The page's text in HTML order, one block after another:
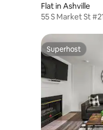
Flat in Ashville
55 S Market St
Superhost
Superhost